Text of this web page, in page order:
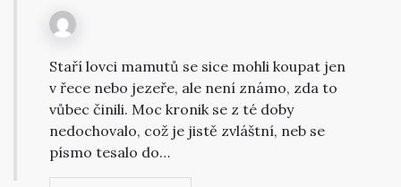
Staří lovci mamutů se sice mohli koupat jen
v řece nebo jezeře, ale není známo, zda to
vůbec činili. Moc kronik se z té doby
nedochovalo, což je jistě zvláštní, neb se
písmo tesalo do…